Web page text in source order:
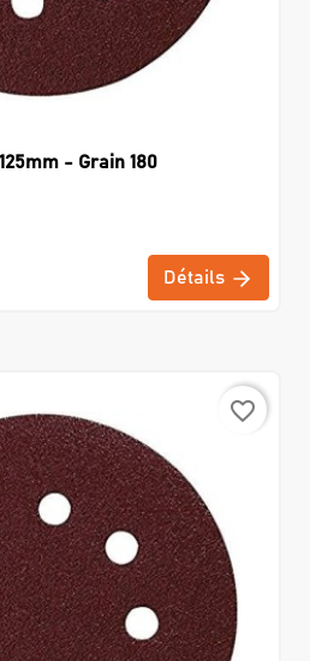
- Grain 180
Détails
favorite_border